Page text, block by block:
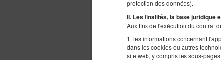
protection des données).
II. Les finalités, la base juridique
Aux fins de l'exécution du contrat
1. les informations concernant
dans les cookies ou autres
site web, y compris les sous-